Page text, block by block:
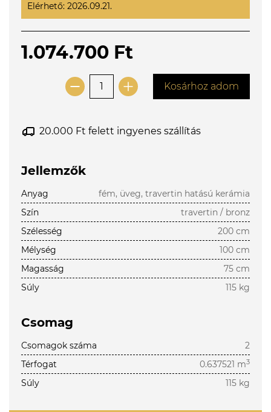
Elérhető: 2026.09.21.
1.074.700 Ft
Kosárhoz adom
20.000 Ft felett ingyenes szállítás
Jellemzők
Anyag
fém, üveg, travertin hatású kerámia
Szín
travertin / bronz
Szélesség
200 cm
Mélység
100 cm
Magasság
75 cm
Súly
115 kg
Csomag
Csomagok száma
2
Térfogat
0.637521 m3
Súly 115 kg